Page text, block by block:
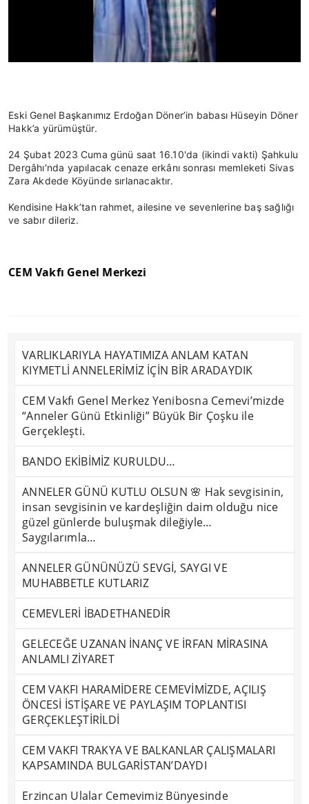
Eski Genel Başkanımız Erdoğan Döner’in babası Hüseyin Döner
Hakk’a yürümüştür.
24 Şubat 2023 Cuma günü saat 16.10'da (ikindi vakti) Şahkulu
Dergâhı'nda yapılacak cenaze erkânı sonrası memleketi Sivas
Zara Akdede Köyünde sırlanacaktır.
Kendisine Hakk’tan rahmet, ailesine ve sevenlerine baş sağlığı
ve sabır dileriz.
CEM Vakfı Genel Merkezi
VARLIKLARIYLA HAYATIMIZA ANLAM KATAN
KIYMETLİ ANNELERİMİZ İÇİN BİR ARADAYDIK
CEM Vakfı Genel Merkez Yenibosna Cemevi’mizde
“Anneler Günü Etkinliği” Büyük Bir Çoşku ile
Gerçekleşti.
BANDO EKİBİMİZ KURULDU…
ANNELER GÜNÜ KUTLU OLSUN 🌸 Hak sevgisinin,
insan sevgisinin ve kardeşliğin daim olduğu nice
güzel günlerde buluşmak dileğiyle…
Saygılarımla…
ANNELER GÜNÜNÜZÜ SEVGİ, SAYGI VE
MUHABBETLE KUTLARIZ
CEMEVLERİ İBADETHANEDİR
GELECEĞE UZANAN İNANÇ VE İRFAN MİRASINA
ANLAMLI ZİYARET
CEM VAKFI HARAMİDERE CEMEVİMİZDE, AÇILIŞ
ÖNCESİ İSTİŞARE VE PAYLAŞIM TOPLANTISI
GERÇEKLEŞTİRİLDİ
CEM VAKFI TRAKYA VE BALKANLAR ÇALIŞMALARI
KAPSAMINDA BULGARİSTAN’DAYDI
Erzincan Ulalar Cemevimiz Bünyesinde